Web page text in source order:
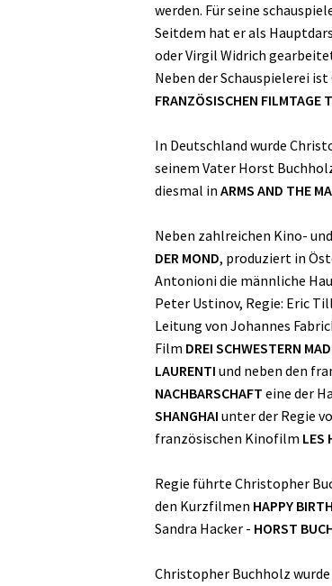
werden. Für seine
Seitdem hat er als
oder Virgil Widrich
Neben der Schauspielerei
FRANZÖSISCHEN FILMTAGE
In Deutschland wurde
seinem Vater Horst
diesmal in ARMS AND THE
Neben zahlreichen Kino-
DER MOND, produziert in
Antonioni die männliche
Peter Ustinov, Regie: Eric
Leitung von Johannes
Film DREI SCHWESTERN
LAURENTI und neben den
NACHBARSCHAFT eine der
SHANGHAI unter der Regie
französischen Kinofilm LES
Regie führte Christopher
den Kurzfilmen HAPPY
Sandra Hacker - HORST
Christopher Buchholz